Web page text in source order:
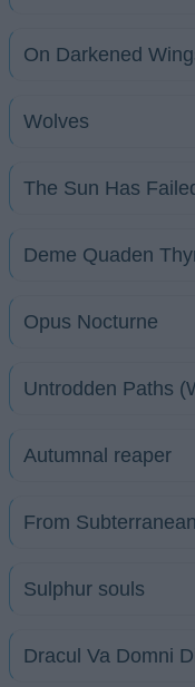
On Darkened
Wolves
The Sun Has
Deme Quaden
Opus Nocturne
Untrodden Paths
Autumnal reaper
From
Sulphur souls
Dracul Va Domni